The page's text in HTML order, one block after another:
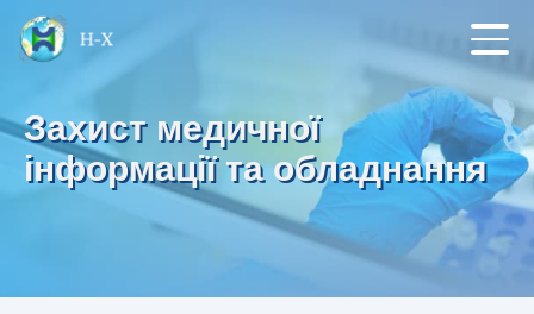
Захист медичної
інформації та обладнання